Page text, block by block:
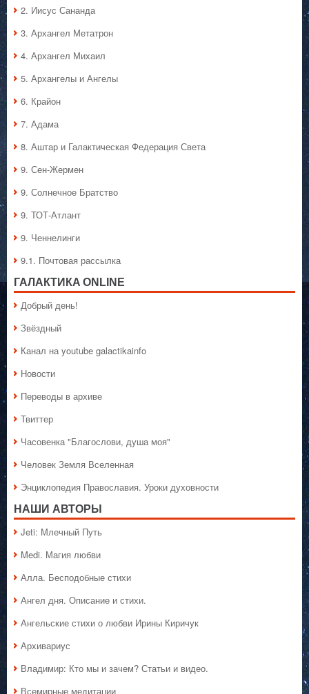
2. Иисус Сананда
3. Архангел Метатрон
4. Архангел Михаил
5. Архангелы и Ангелы
6. Крайон
7. Адама
8. Аштар и Галактическая Федерация Света
9. Сен-Жермен
9. Солнечное Братство
9. ТОТ-Атлант
9. Ченнелинги
9.1. Почтовая рассылка
ГАЛАКТИКA ONLINE
Добрый день!
Звёздный
Канал на youtube galactikainfo
Новости
Переводы в архиве
Твиттер
Часовенка "Благослови, душа моя"
Человек Земля Вселенная
Энциклопедия Православия. Уроки духовности
НАШИ АВТОРЫ
Jeti: Млечный Путь
Medi. Магия любви
Алла. Бесподобные стихи
Ангел дня. Описание и стихи.
Ангельские стихи о любви Ирины Киричук
Архивариус
Владимир: Кто мы и зачем? Статьи и видео.
Всемирные медитации